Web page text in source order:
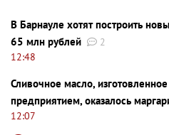
В Барнауле хотят построить
65 млн рублей
2
12:48
Сливочное масло,
предприятием, оказалось
12:07